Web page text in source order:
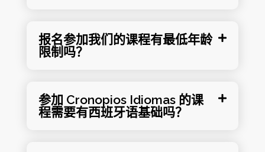
报名参加我们的课程有最低年龄
限制吗？
参加 Cronopios Idiomas 的课
程需要有西班牙语基础吗？